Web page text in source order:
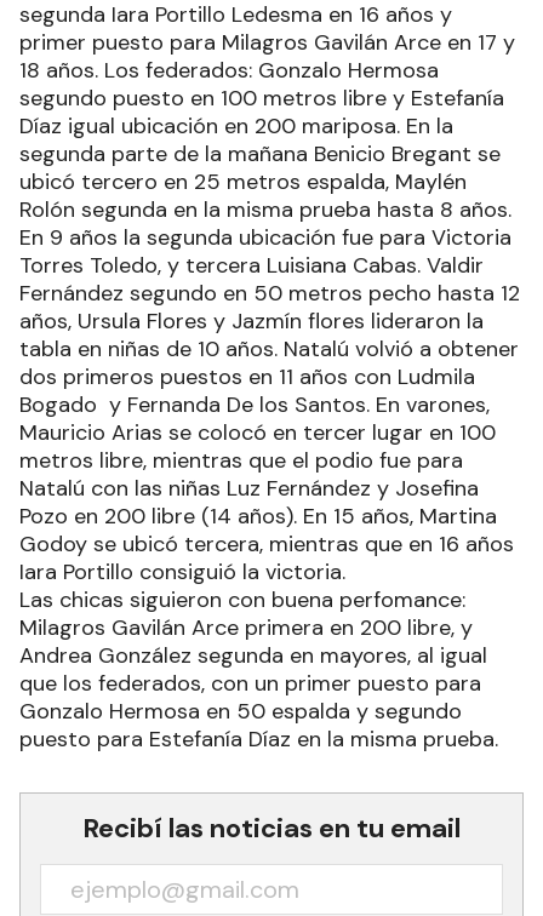
segunda Iara Portillo Ledesma en 16 años y
primer puesto para Milagros Gavilán Arce en 17 y
18 años. Los federados: Gonzalo Hermosa
segundo puesto en 100 metros libre y Estefanía
Díaz igual ubicación en 200 mariposa. En la
segunda parte de la mañana Benicio Bregant se
ubicó tercero en 25 metros espalda, Maylén
Rolón segunda en la misma prueba hasta 8 años.
En 9 años la segunda ubicación fue para Victoria
Torres Toledo, y tercera Luisiana Cabas. Valdir
Fernández segundo en 50 metros pecho hasta 12
años, Ursula Flores y Jazmín flores lideraron la
tabla en niñas de 10 años. Natalú volvió a obtener
dos primeros puestos en 11 años con Ludmila
Bogado y Fernanda De los Santos. En varones,
Mauricio Arias se colocó en tercer lugar en 100
metros libre, mientras que el podio fue para
Natalú con las niñas Luz Fernández y Josefina
Pozo en 200 libre (14 años). En 15 años, Martina
Godoy se ubicó tercera, mientras que en 16 años
Iara Portillo consiguió la victoria.
Las chicas siguieron con buena perfomance:
Milagros Gavilán Arce primera en 200 libre, y
Andrea González segunda en mayores, al igual
que los federados, con un primer puesto para
Gonzalo Hermosa en 50 espalda y segundo
puesto para Estefanía Díaz en la misma prueba.
Recibí las noticias en tu email